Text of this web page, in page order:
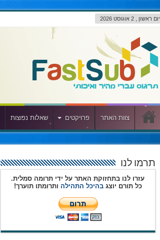
יום ראשון , 2 אוגוסט 2026
צוות האתר פרויקטים שאלות נפוצות
תרמו לנו
עזרו לנו בתחזוקת האתר על ידי תרומה סמלית.
כל תורם יוצגבהיכל התהילה ותרומתו תוערך!